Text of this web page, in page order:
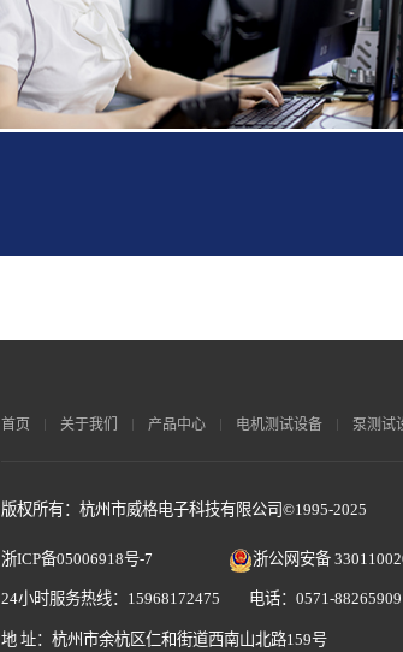
首页 关于我们 产品中心 电机测试设备 泵测试
版权所有：杭州市威格电子科技有限公司©1995-2025
浙ICP备05006918号-7 浙公网安备
24小时服务热线：15968172475 电话：0571-88265909
地 址：杭州市余杭区仁和街道西南山北路159号